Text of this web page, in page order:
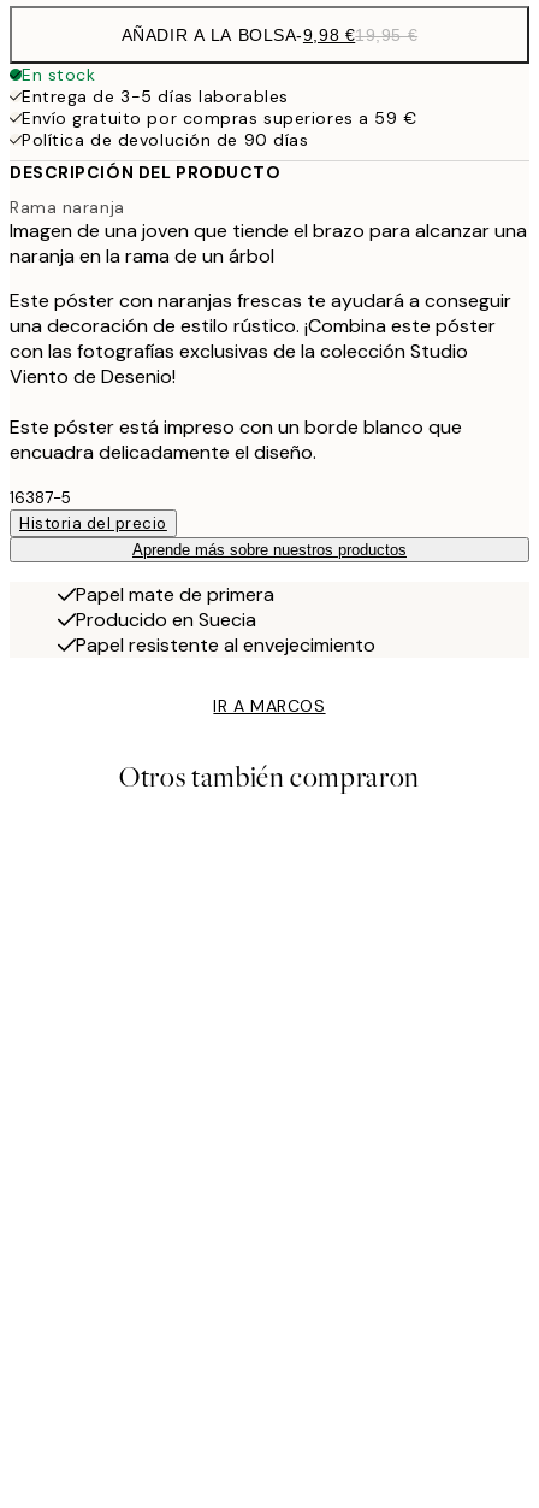
AÑADIR A LA BOLSA-9,98 €19,95 €
En stock
Entrega de 3-5 días laborables
Envío gratuito por compras superiores a 59 €
Política de devolución de 90 días
DESCRIPCIÓN DEL PRODUCTO
Rama naranja
Imagen de una joven que tiende el brazo para alcanzar una
naranja en la rama de un árbol
Este póster con naranjas frescas te ayudará a conseguir
una decoración de estilo rústico. ¡Combina este póster
con las fotografías exclusivas de la colección Studio
Viento de Desenio!
Este póster está impreso con un borde blanco que
encuadra delicadamente el diseño.
16387-5
Historia del precio
Aprende más sobre nuestros productos
Papel mate de primera
Producido en Suecia
Papel resistente al envejecimiento
IR A MARCOS
Otros también compraron